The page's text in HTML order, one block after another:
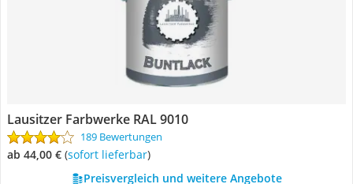
Lausitzer Farbwerke RAL 9010
189 Bewertungen
ab 44,00 € ( Sofort lieferbar)
Preisvergleich und weitere Angebote